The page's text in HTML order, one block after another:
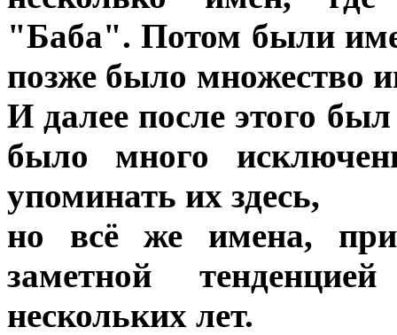
"Баба". Потом были
позже было множество
И далее после этого
было много
упоминать их здесь,
но всё же имена,
заметной
нескольких лет.